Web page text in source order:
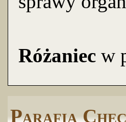
Parafia
Różaniec w